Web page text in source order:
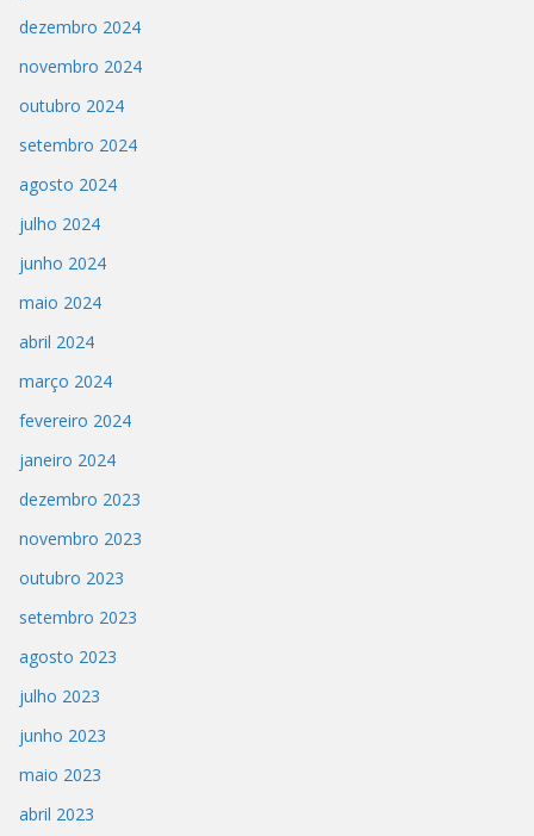
dezembro 2024
novembro 2024
outubro 2024
setembro 2024
agosto 2024
julho 2024
junho 2024
maio 2024
abril 2024
março 2024
fevereiro 2024
janeiro 2024
dezembro 2023
novembro 2023
outubro 2023
setembro 2023
agosto 2023
julho 2023
junho 2023
maio 2023
abril 2023